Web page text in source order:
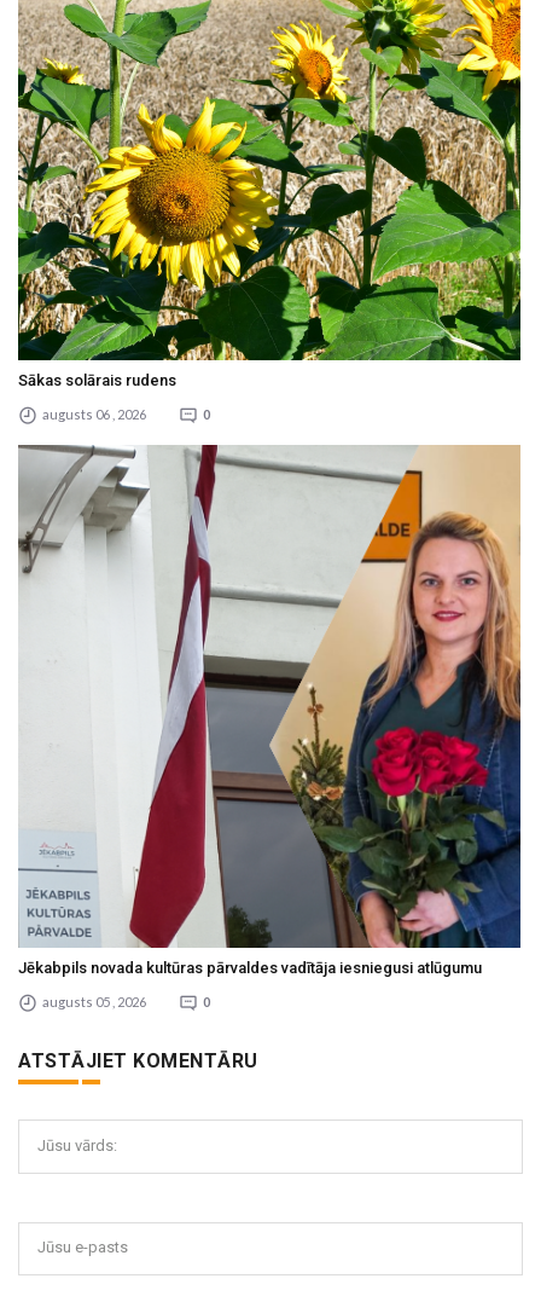
Sākas solārais rudens
augusts 06 , 2026 0
Jēkabpils novada kultūras pārvaldes vadītāja iesniegusi atlūgumu
augusts 05 , 2026 0
ATSTĀJIET KOMENTĀRU
Jūsu vārds:
Jūsu e-pasts